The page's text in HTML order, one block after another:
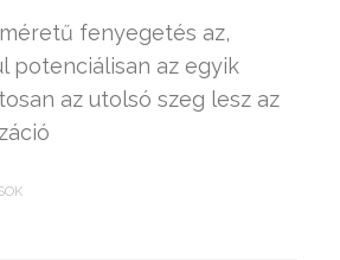
fenyegetés az,
potenciálisan az egyik
az utolsó szeg lesz az